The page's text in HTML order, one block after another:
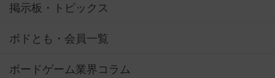
掲示板・トピックス
ボドとも・会員一覧
ボードゲーム業界コラム